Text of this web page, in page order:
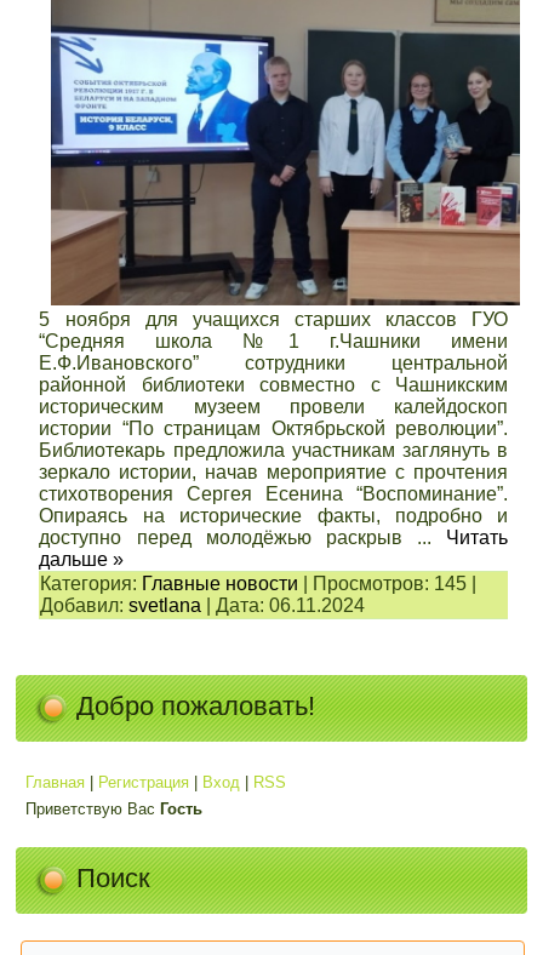
5 ноября для учащихся старших классов ГУО
“Средняя школа №1 г.Чашники имени
Е.Ф.Ивановского” сотрудники центральной
районной библиотеки совместно с Чашникским
историческим музеем провели калейдоскоп
истории “По страницам Октябрьской революции”.
Библиотекарь предложила участникам заглянуть в
зеркало истории, начав мероприятие с прочтения
стихотворения Сергея Есенина “Воспоминание”.
Опираясь на исторические факты, подробно и
доступно перед молодёжью раскрыв ... Читать
дальше »
Категория: Главные новости Просмотров: 145
Добавил: svetlana |Дата: 06.11.2024
Добро пожаловать!
Главная Регистрация Вход
RSS
Приветствую Вас Гость
Поиск